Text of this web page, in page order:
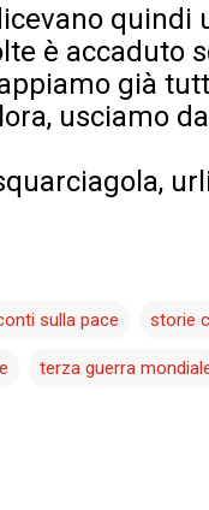
quindi
è accaduto
già
usciamo
sulla pace storie
terza guerra